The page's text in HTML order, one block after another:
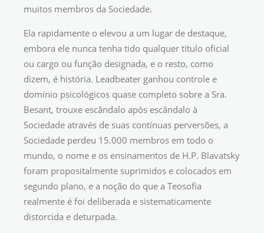
muitos membros da Sociedade.
Ela rapidamente o elevou a um lugar de destaque,
embora ele nunca tenha tido qualquer título oficial
ou cargo ou função designada, e o resto, como
dizem, é história. Leadbeater ganhou controle e
domínio psicológicos quase completo sobre a Sra.
Besant, trouxe escândalo após escândalo à
Sociedade através de suas contínuas perversões, a
Sociedade perdeu 15.000 membros em todo o
mundo, o nome e os ensinamentos de H.P. Blavatsky
foram propositalmente suprimidos e colocados em
segundo plano, e a noção do que a Teosofia
realmente é foi deliberada e sistematicamente
distorcida e deturpada.